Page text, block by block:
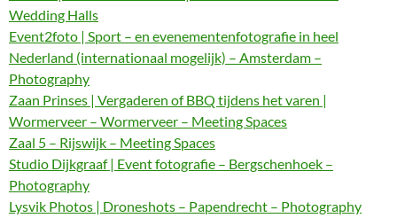
Wedding Halls
Event2foto | Sport – en evenementenfotografie in heel
Nederland (internationaal mogelijk) – Amsterdam –
Photography
Zaan Prinses | Vergaderen of BBQ tijdens het varen |
Wormerveer – Wormerveer – Meeting Spaces
Zaal 5 – Rijswijk – Meeting Spaces
Studio Dijkgraaf | Event fotografie – Bergschenhoek –
Photography
Lysvik Photos | Droneshots – Papendrecht – Photography